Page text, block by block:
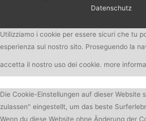
Datenschutz
Utilizziamo i cookie per essere sicuri che tu
esperienza sul nostro sito. Proseguendo la
accetta il nostro uso dei cookie. more
Die Cookie-Einstellungen auf dieser Website
zulassen" eingestellt, um das beste
Wenn du diese Website ohne Änderung der